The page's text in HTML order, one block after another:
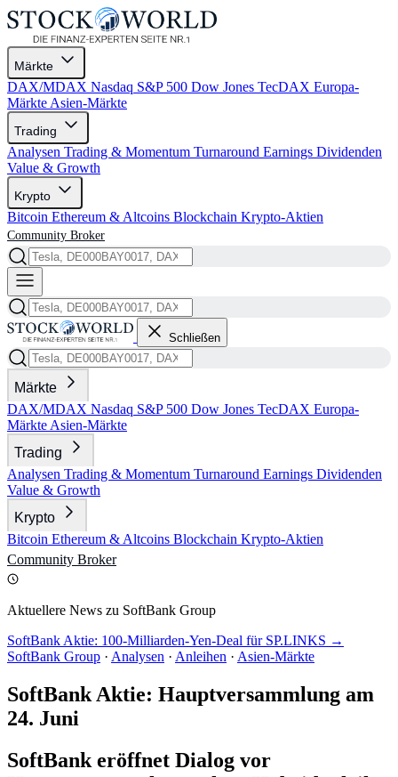
Märkte
DAX/MDAX Nasdaq S&P 500 Dow Jones TecDAX Europa-
Märkte Asien-Märkte
Trading
Analysen Trading & Momentum Turnaround Earnings Dividenden
Value & Growth
Krypto
Bitcoin Ethereum & Altcoins Blockchain Krypto-Aktien
Community Broker
Schließen
Märkte
DAX/MDAX Nasdaq S&P 500 Dow Jones TecDAX Europa-
Märkte Asien-Märkte
Trading
Analysen Trading & Momentum Turnaround Earnings Dividenden
Value & Growth
Krypto
Bitcoin Ethereum & Altcoins Blockchain Krypto-Aktien
Community Broker
Aktuellere News zu SoftBank Group
SoftBank Aktie: 100-Milliarden-Yen-Deal für SP.LINKS →
SoftBank Group · Analysen · Anleihen · Asien-Märkte
SoftBank Aktie: Hauptversammlung am
24. Juni
SoftBank eröffnet Dialog vor